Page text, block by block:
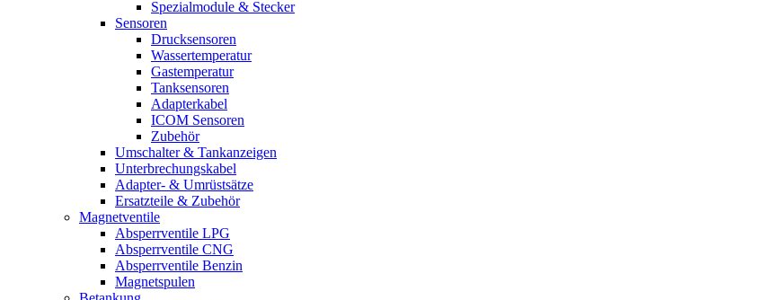
Spezialmodule & Stecker
Sensoren
Drucksensoren
Wassertemperatur
Gastemperatur
Tanksensoren
Adapterkabel
ICOM Sensoren
Zubehör
Umschalter & Tankanzeigen
Unterbrechungskabel
Adapter- & Umrüstsätze
Ersatzteile & Zubehör
Magnetventile
Absperrventile LPG
Absperrventile CNG
Absperrventile Benzin
Magnetspulen